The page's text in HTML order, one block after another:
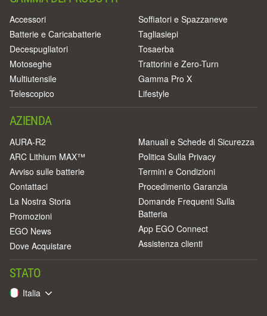
Accessori
Batterie e Caricabatterie
Decespugliatori
Motoseghe
Multiutensile
Telescopico
Soffiatori e Spazzaneve
Tagliasiepi
Tosaerba
Trattorini e Zero-Turn
Gamma Pro X
Lifestyle
AZIENDA
AURA-R2
ARC Lithium MAX™
Avviso sulle batterie
Contattaci
La Nostra Storia
Promozioni
EGO News
Dove Acquistare
Manuali e Schede di Sicurezza
Politica Sulla Privacy
Termini e Condizioni
Procedimento Garanzia
Domande Frequenti Sulla
Batteria
App EGO Connect
Assistenza clienti
STATO
Italia